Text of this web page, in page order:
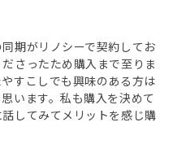
期がリノシーで契約してお
さったため購入まで至りま
すこしでも興味のある方は
います。私も購入を決めて
してみてメリットを感じ購